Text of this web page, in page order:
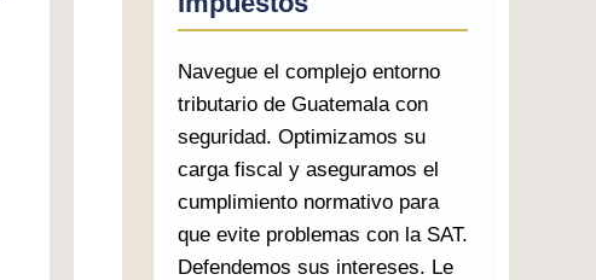
Navegue el complejo entorno
tributario de Guatemala con
seguridad. Optimizamos su
carga fiscal y aseguramos el
cumplimiento normativo para
que evite problemas con la SAT.
Defendemos sus intereses. Le